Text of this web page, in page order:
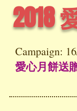
2018
Campaign:
愛心月餅送